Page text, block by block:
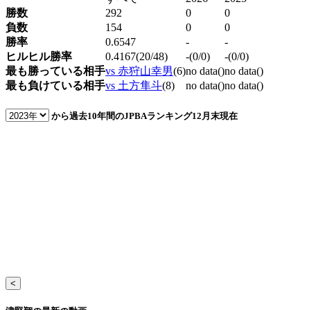
勝数
292 0
0
負数
154 0
0
勝率
0.6547 -
-
ヒルヒル勝率
0.4167(20/48) -(0/0)
-(0/0)
最も勝っている相手vs 赤狩山幸男(6)no data()no data()
最も負けている相手vs 土方隼斗(8) no data()no data()
から過去10年間のJPBAランキング12月末現在
<